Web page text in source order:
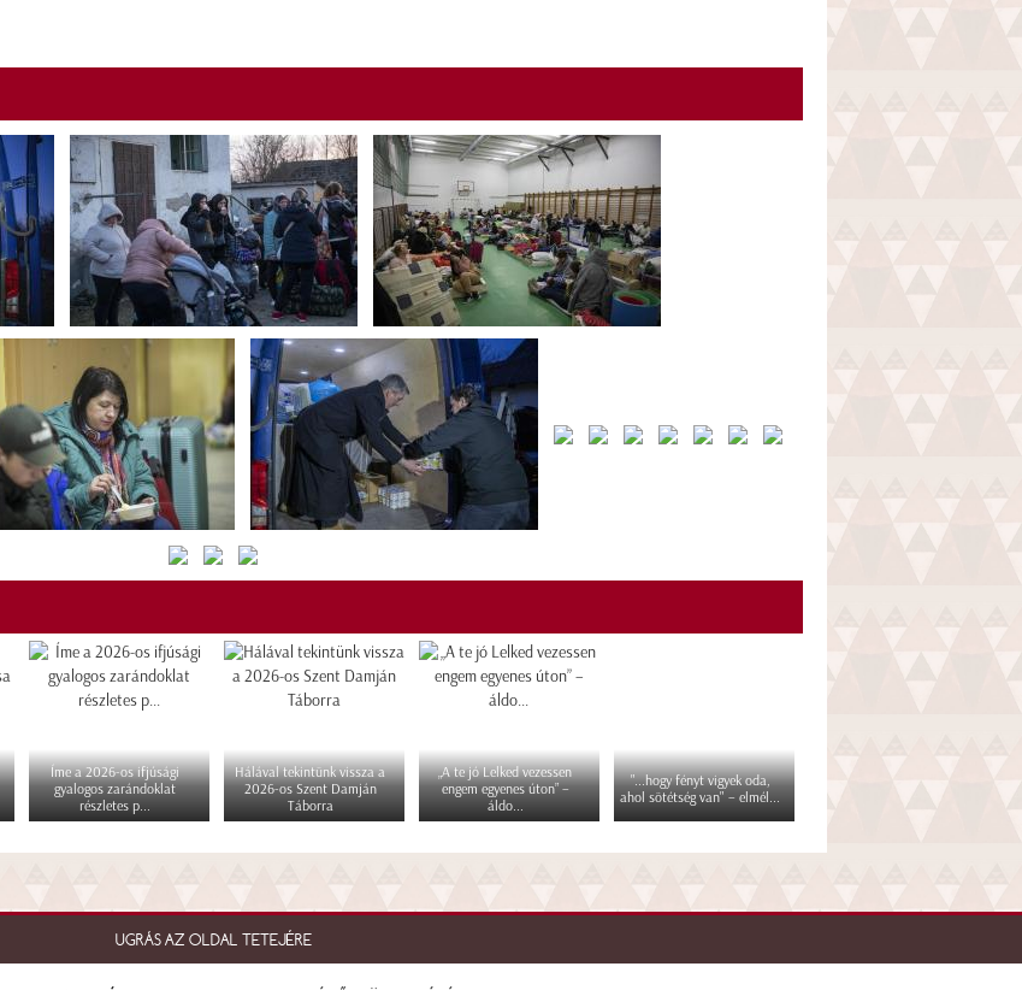
Íme a 2026-os ifjúsági
gyalogos zarándoklat
részletes p...
Hálával tekintünk vissza a
2026-os Szent Damján
Táborra
„A te jó Lelked vezessen
engem egyenes úton” –
áldo...
"...hogy fényt vigyek oda,
ahol sötétség van" – elmél...
UGRÁS AZ OLDAL TETEJÉRE